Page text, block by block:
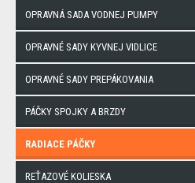
OPRAVNÁ SADA VODNEJ PUMPY
OPRAVNÉ SADY KYVNEJ VIDLICE
OPRAVNÉ SADY PREPÁKOVANIA
PÁČKY SPOJKY A BRZDY
RADIACE PÁČKY
REŤAZOVÉ KOLIESKA